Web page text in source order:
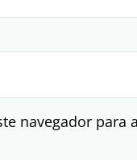
navegador para